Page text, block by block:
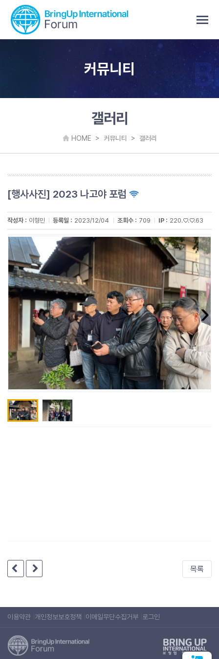
커뮤니티
갤러리
HOME > 커뮤니티 > 갤러리
[행사사진] 2023 나고야 포럼
작성자 : 이형민 등록일 : 2023/12/04 조회수 : 709 IP : 220.♡.♡.63
›
목록
이용약관 개인정보보호정책 이메일무단수집거부 로그인